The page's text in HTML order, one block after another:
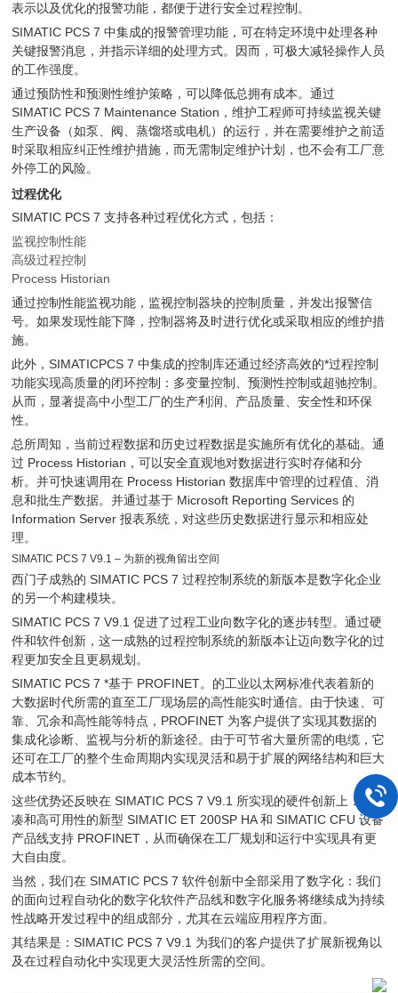
表示以及优化的报警功能，都便于进行安全过程控制。
SIMATIC PCS 7 中集成的报警管理功能，可在特定环境中处理各种
关键报警消息，并指示详细的处理方式。因而，可极大减轻操作人员
的工作强度。
通过预防性和预测性维护策略，可以降低总拥有成本。通过
SIMATIC PCS 7 Maintenance Station，维护工程师可持续监视关键
生产设备（如泵、阀、蒸馏塔或电机）的运行，并在需要维护之前适
时采取相应纠正性维护措施，而无需制定维护计划，也不会有工厂意
外停工的风险。
过程优化
SIMATIC PCS 7 支持各种过程优化方式，包括：
监视控制性能
高级过程控制
Process Historian
通过控制性能监视功能，监视控制器块的控制质量，并发出报警信
号。如果发现性能下降，控制器将及时进行优化或采取相应的维护措
施。
此外，SIMATICPCS 7 中集成的控制库还通过经济高效的*过程控制
功能实现高质量的闭环控制：多变量控制、预测性控制或超驰控制。
从而，显著提高中小型工厂的生产利润、产品质量、安全性和环保
性。
总所周知，当前过程数据和历史过程数据是实施所有优化的基础。通
过 Process Historian，可以安全直观地对数据进行实时存储和分
析。并可快速调用在 Process Historian 数据库中管理的过程值、消
息和批生产数据。并通过基于 Microsoft Reporting Services 的
Information Server 报表系统，对这些历史数据进行显示和相应处
理。
SIMATIC PCS 7 V9.1 – 为新的视角留出空间
西门子成熟的 SIMATIC PCS 7 过程控制系统的新版本是数字化企业
的另一个构建模块。
SIMATIC PCS 7 V9.1 促进了过程工业向数字化的逐步转型。通过硬
件和软件创新，这一成熟的过程控制系统的新版本让迈向数字化的过
程更加安全且更易规划。
SIMATIC PCS 7 *基于 PROFINET。的工业以太网标准代表着新的
大数据时代所需的直至工厂现场层的高性能实时通信。由于快速、可
靠、冗余和高性能等特点，PROFINET 为客户提供了实现其数据的
集成化诊断、监视与分析的新途径。由于可节省大量所需的电缆，它
还可在工厂的整个生命周期内实现灵活和易于扩展的网络结构和巨大
成本节约。
这些优势还反映在 SIMATIC PCS 7 V9.1 所实现的硬件创新上：超紧
凑和高可用性的新型 SIMATIC ET 200SP HA 和 SIMATIC CFU 设备
产品线支持 PROFINET，从而确保在工厂规划和运行中实现具有更
大自由度。
当然，我们在 SIMATIC PCS 7 软件创新中全部采用了数字化：我们
的面向过程自动化的数字化软件产品线和数字化服务将继续成为持续
性战略开发过程中的组成部分，尤其在云端应用程序方面。
其结果是：SIMATIC PCS 7 V9.1 为我们的客户提供了扩展新视角以
及在过程自动化中实现更大灵活性所需的空间。